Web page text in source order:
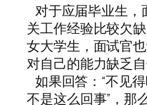
对于应届毕业生，
关工作经验比较欠
女大学生，面试官
对自己的能力缺乏
如果回答：“不见
不是这么回事”，那